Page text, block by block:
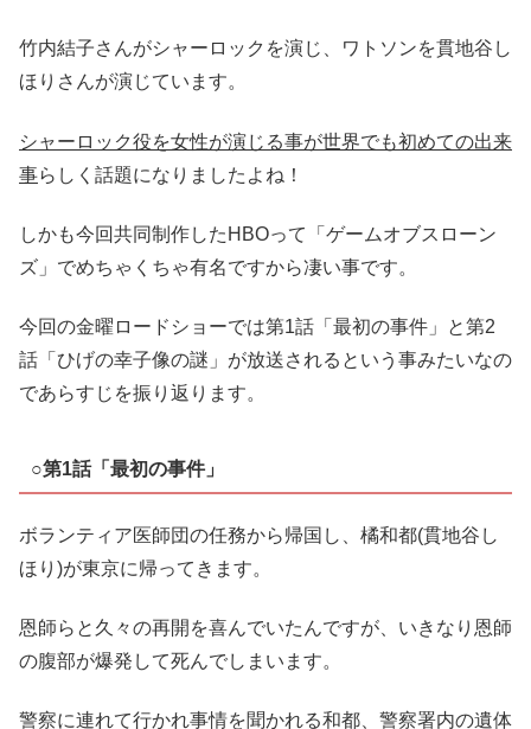
竹内結子さんがシャーロックを演じ、ワトソンを貫地谷し
ほりさんが演じています。
シャーロック役を女性が演じる事が世界でも初めての出来
事らしく話題になりましたよね！
しかも今回共同制作したHBOって「ゲームオブスローン
ズ」でめちゃくちゃ有名ですから凄い事です。
今回の金曜ロードショーでは第1話「最初の事件」と第2
話「ひげの幸子像の謎」が放送されるという事みたいなの
であらすじを振り返ります。
○第1話「最初の事件」
ボランティア医師団の任務から帰国し、橘和都(貫地谷し
ほり)が東京に帰ってきます。
恩師らと久々の再開を喜んでいたんですが、いきなり恩師
の腹部が爆発して死んでしまいます。
警察に連れて行かれ事情を聞かれる和都、警察署内の遺体